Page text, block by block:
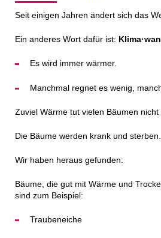
Seit einigen Jahren ändert sich das
Ein anderes Wort dafür ist:
Es wird immer wärmer.
Manchmal regnet es wenig,
Zuviel Wärme tut vielen Bäumen nicht
Die Bäume werden krank und sterben.
Wir haben heraus gefunden:
Bäume, die gut mit Wärme und
sind zum Beispiel:
Traubeneiche